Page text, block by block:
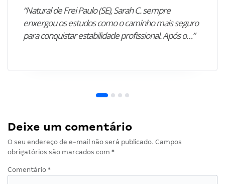
“Natural de Frei Paulo (SE), Sarah C. sempre
enxergou os estudos como o caminho mais seguro
para conquistar estabilidade profissional. Após o…”
Deixe um comentário
O seu endereço de e-mail não será publicado. Campos
obrigatórios são marcados com *
Comentário *